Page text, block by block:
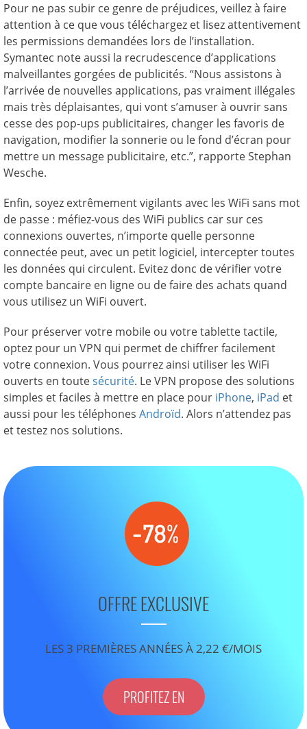
Pour ne pas subir ce genre de préjudices, veillez à faire
attention à ce que vous téléchargez et lisez attentivement
les permissions demandées lors de l’installation.
Symantec note aussi la recrudescence d’applications
malveillantes gorgées de publicités. “Nous assistons à
l’arrivée de nouvelles applications, pas vraiment illégales
mais très déplaisantes, qui vont s’amuser à ouvrir sans
cesse des pop-ups publicitaires, changer les favoris de
navigation, modifier la sonnerie ou le fond d’écran pour
mettre un message publicitaire, etc.”, rapporte Stephan
Wesche.
Enfin, soyez extrêmement vigilants avec les WiFi sans mot
de passe : méfiez-vous des WiFi publics car sur ces
connexions ouvertes, n’importe quelle personne
connectée peut, avec un petit logiciel, intercepter toutes
les données qui circulent. Evitez donc de vérifier votre
compte bancaire en ligne ou de faire des achats quand
vous utilisez un WiFi ouvert.
Pour préserver votre mobile ou votre tablette tactile,
optez pour un VPN qui permet de chiffrer facilement
votre connexion. Vous pourrez ainsi utiliser les WiFi
ouverts en toutesécurité. Le VPN propose des solutions
simples et faciles à mettre en place pour iPhone, iPad et
aussi pour les téléphones Androïd. Alors n’attendez pas
et testez nos solutions.
OFFRE EXCLUSIVE
LES 3 PREMIÈRES ANNÉES À 2,22 €/MOIS
PROFITEZ EN